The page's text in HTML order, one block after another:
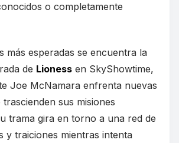
o completamente
más esperadas se encuentra la
de Lioness en SkyShowtime,
Joe McNamara enfrenta nuevas
sus misiones
trama gira en torno a una red de
y traiciones mientras intenta